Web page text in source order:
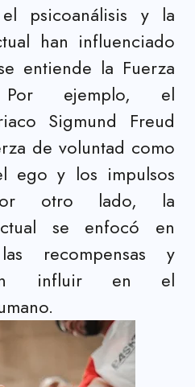
psicoanálisis y la
han influenciado
entiende la Fuerza
ejemplo, el
Sigmund Freud
de voluntad como
ego y los impulsos
Por otro lado, la
se enfocó en
recompensas y
influir en el